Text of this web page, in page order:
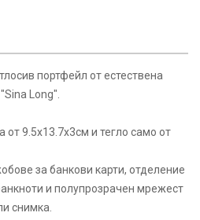
портфейл от естествена
Long".
от 9.5х13.7х3см и тегло само от
за банкови карти, отделение
и полупрозрачен мрежест
снимка.